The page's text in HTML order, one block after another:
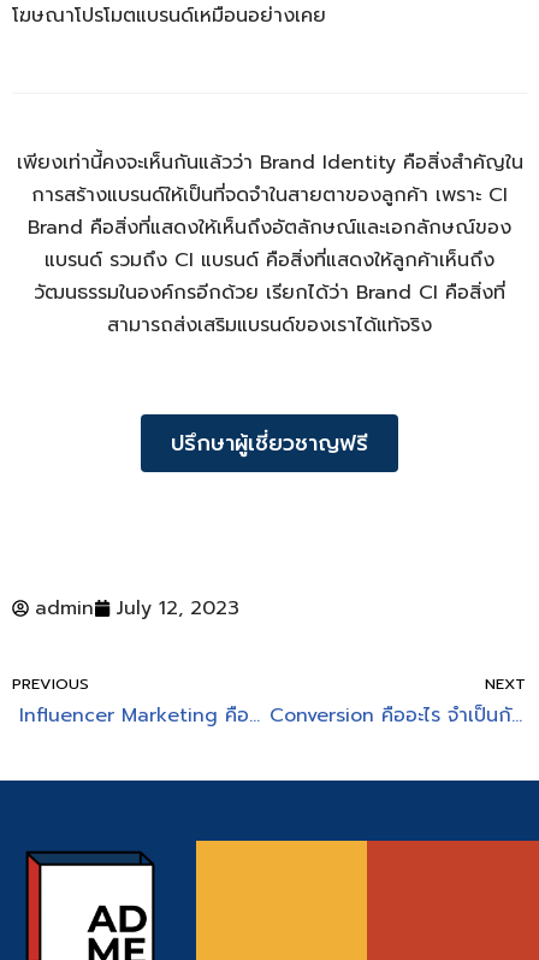
โฆษณาโปรโมตแบรนด์เหมือนอย่างเคย
เพียงเท่านี้คงจะเห็นกันแล้วว่า Brand Identity คือสิ่งสำคัญใน
การสร้างแบรนด์ให้เป็นที่จดจำในสายตาของลูกค้า เพราะ CI
Brand คือสิ่งที่แสดงให้เห็นถึงอัตลักษณ์และเอกลักษณ์ของ
แบรนด์ รวมถึง CI แบรนด์ คือสิ่งที่แสดงให้ลูกค้าเห็นถึง
วัฒนธรรมในองค์กรอีกด้วย เรียกได้ว่า Brand CI คือสิ่งที่
สามารถส่งเสริมแบรนด์ของเราได้แท้จริง
ปรึกษาผู้เชี่ยวชาญฟรี
admin July 12, 2023
PREVIOUS
Influencer Marketing คือแผนกลยุทธ์ที่ทำให้ธุรกิจเติบโต
NEXT
Conversion คืออะไร จำเป็นกับการทำการตลาดมากน้อยแค่ไหน